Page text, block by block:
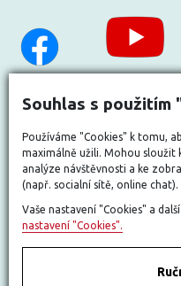
Souhlas s použitím
Používáme "Cookies" k tomu,
maximálně užili. Mohou sloužit
analýze návštěvnosti a ke
(např. socialní sítě, online chat).
Vaše nastavení "Cookies" a
nastavení "Cookies".